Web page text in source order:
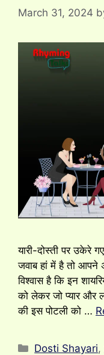
March 31, 2024
यारी-दोस्ती पर उकेरे
जवाब हां में है तो आपने
विश्वास है कि इन
को लेकर जो प्यार और
की इस पोटली को …
Categories
Dosti Shayari,